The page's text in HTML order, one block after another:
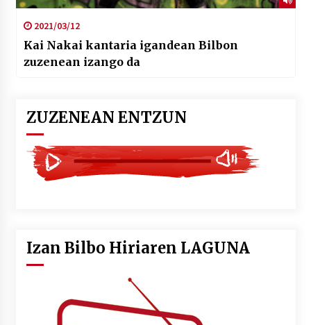
2021/03/12
Kai Nakai kantaria igandean Bilbon
zuzenean izango da
ZUZENEAN ENTZUN
Izan Bilbo Hiriaren LAGUNA